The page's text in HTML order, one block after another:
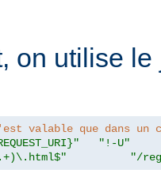
on utilise
valable que dans un
"!-U"
"/